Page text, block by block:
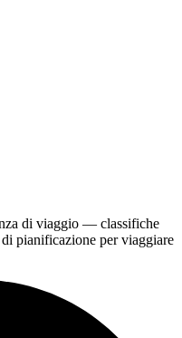
di viaggio — classifiche
pianificazione per viaggiare